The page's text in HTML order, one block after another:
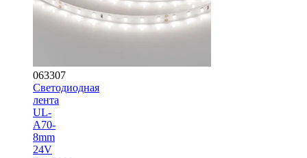
063307
Светодиодная
лента
UL-
A70-
8mm
24V